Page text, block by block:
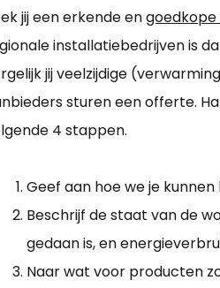
jij een erkende en
installatiebedrijven is
jij veelzijdige
sturen een offerte.
4 stappen.
Geef aan hoe we je
Beschrijf de staat van de
gedaan is, en
Naar wat voor producten